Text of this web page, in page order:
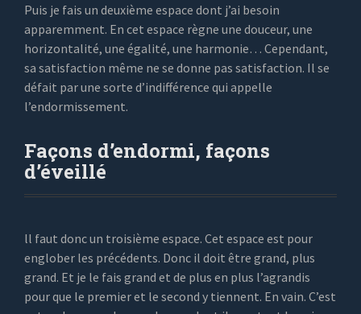
Puis je fais un deuxième espace dont j’ai besoin
apparemment. En cet espace règne une douceur, une
horizontalité, une égalité, une harmonie… Cependant,
sa satisfaction même ne se donne pas satisfaction. Il se
défait par une sorte d’indifférence qui appelle
l’endormissement.
Façons d’endormi, façons
d’éveillé
ll faut donc un troisième espace. Cet espace est pour
englober les précédents. Donc il doit être grand, plus
grand. Et je le fais grand et de plus en plus l’agrandis
pour que le premier et le second y tiennent. En vain. C’est